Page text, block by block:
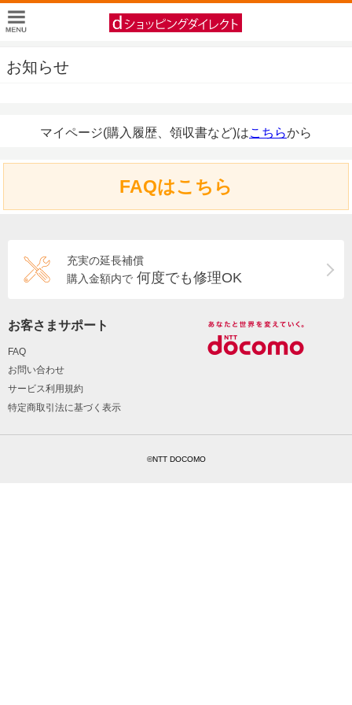
お知らせ
マイページ(購入履歴、領収書など)はこちらから
FAQはこちら
充実の延長補償
購入金額内で 何度でも修理OK
お客さまサポート
FAQ
お問い合わせ
サービス利用規約
特定商取引法に基づく表示
©NTT DOCOMO